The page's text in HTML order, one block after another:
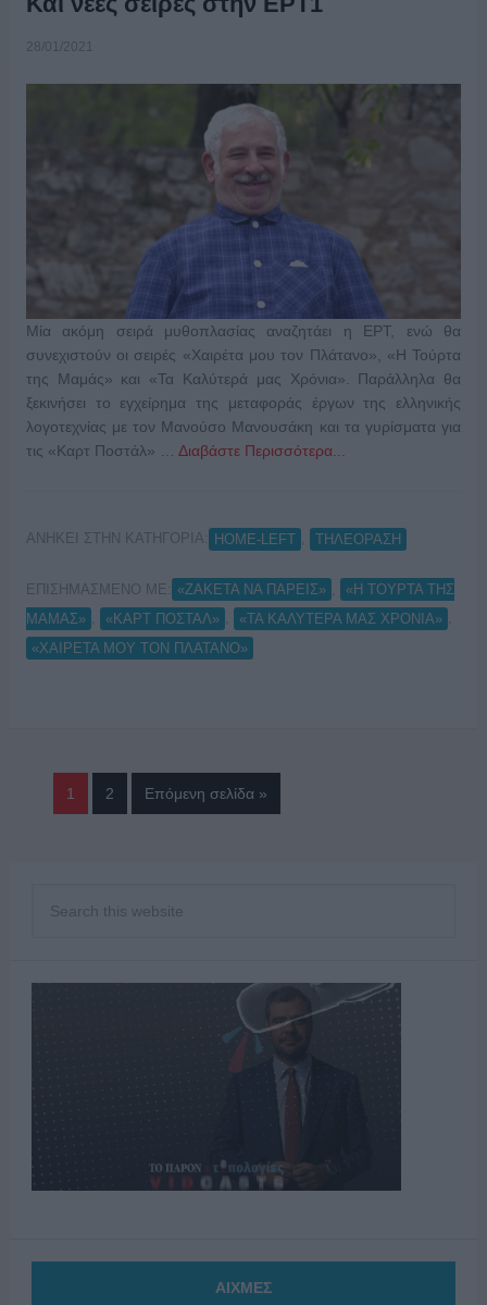
28/01/2021
Μία ακόμη σειρά μυθοπλασίας αναζητάει η ΕΡΤ, ενώ θα
συνεχιστούν οι σειρές «Χαιρέτα μου τον Πλάτανο», «Η Τούρτα
της Μαμάς» και «Τα Καλύτερά μας Χρόνια». Παράλληλα θα
ξεκινήσει το εγχείρημα της μεταφοράς έργων της ελληνικής
λογοτεχνίας με τον Μανούσο Μανουσάκη και τα γυρίσματα για
τις «Καρτ Ποστάλ» … Διαβάστε Περισσότερα...
ΑΝΗΚΕΙ ΣΤΗΝ ΚΑΤΗΓΟΡΙΑ: HOME-LEFT ΤΗΛΕΟΡΑΣΗ
ΕΠΙΣΗΜΑΣΜΕΝΟ ΜΕ: «ΖΑΚΕΤΑ ΝΑ ΠΑΡΕΙΣ»
«Η ΤΟΥΡΤΑ ΤΗΣ
ΜΑΜΑΣ»
«ΚΑΡΤ ΠΟΣΤΑΛ» «ΤΑ ΚΑΛΥΤΕΡΑ ΜΑΣ ΧΡΟΝΙΑ»
«ΧΑΙΡΕΤΑ ΜΟΥ ΤΟΝ ΠΛΑΤΑΝΟ»
1 2 Επόμενη σελίδα »
ΑΙΧΜΕΣ